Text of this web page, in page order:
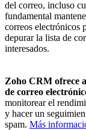
del correo, incluso
fundamental
correos electrónicos
depurar la lista de
interesados.
Zoho CRM ofrece
de correo
monitorear el
y hacer un
spam. Más